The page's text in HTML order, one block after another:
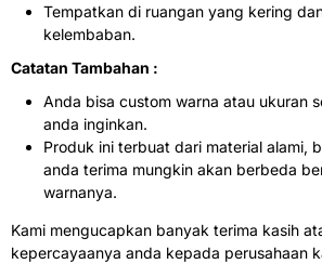
Tempatkan di ruangan yang kering
kelembaban.
Catatan Tambahan :
Anda bisa custom warna atau ukuran
anda inginkan.
Produk ini terbuat dari material alami,
anda terima mungkin akan berbeda
warnanya.
Kami mengucapkan banyak terima kasih
kepercayaanya anda kepada perusahaan